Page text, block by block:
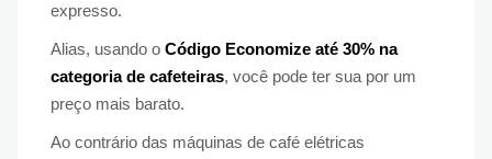
expresso.
Alias, usando o Código Economize até 30% na
categoria de cafeteiras, você pode ter sua por um
preço mais barato.
Ao contrário das máquinas de café elétricas